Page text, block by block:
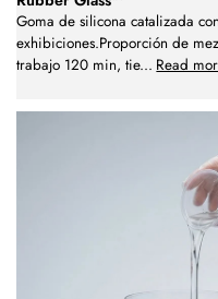
Goma de silicona catalizada
exhibiciones.Proporción de
trabajo 120 min, tie... Read